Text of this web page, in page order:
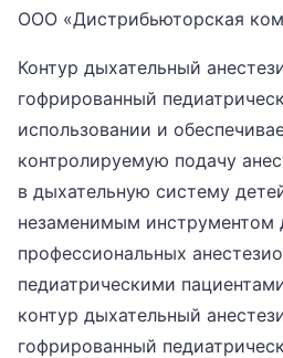
ООО «Дистрибьюторская
Контур дыхательный
гофрированный
использовании и
контролируемую подачу
в дыхательную систему
незаменимым инструментом
профессиональных
педиатрическими
контур дыхательный
гофрированный